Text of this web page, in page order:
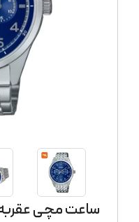
ساعت مچی عقربه